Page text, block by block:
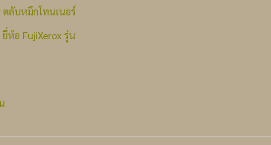
ตลับหมึกโทนเนอร์
ยี่ห้อ FujiXerox รุ่น